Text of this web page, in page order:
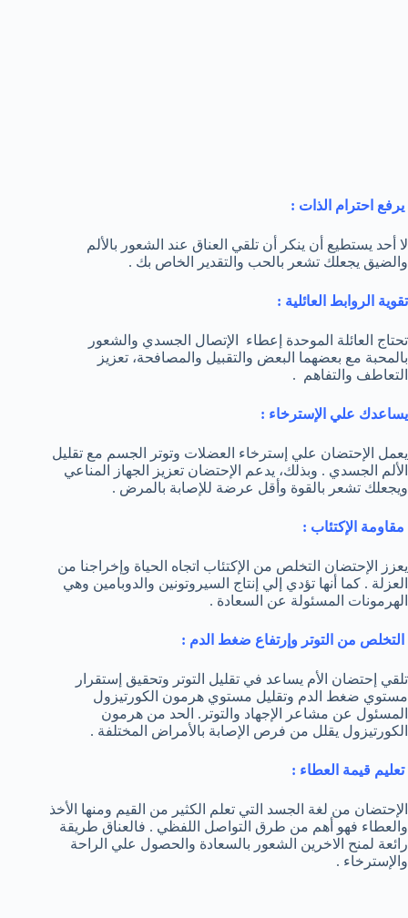
يرفع احترام الذات :
لا أحد يستطيع أن ينكر أن تلقي العناق عند الشعور بالألم
والضيق يجعلك تشعر بالحب والتقدير الخاص بك .
تقوية الروابط العائلية :
تحتاج العائلة الموحدة إعطاء الإتصال الجسدي والشعور
بالمحبة مع بعضهما البعض والتقبيل والمصافحة، تعزيز
التعاطف والتفاهم .
يساعدك علي الإسترخاء :
يعمل الإحتضان علي إسترخاء العضلات وتوتر الجسم مع تقليل
الألم الجسدي . وبذلك، يدعم الإحتضان تعزيز الجهاز المناعي
ويجعلك تشعر بالقوة وأقل عرضة للإصابة بالمرض .
مقاومة الإكتئاب :
يعزز الإحتضان التخلص من الإكتئاب اتجاه الحياة وإخراجنا من
العزلة . كما أنها تؤدي إلي إنتاج السيروتونين والدوبامين وهي
الهرمونات المسئولة عن السعادة .
التخلص من التوتر وإرتفاع ضغط الدم :
تلقي إحتضان الأم يساعد في تقليل التوتر وتحقيق إستقرار
مستوي ضغط الدم وتقليل مستوي هرمون الكورتيزول
المسئول عن مشاعر الإجهاد والتوتر. الحد من هرمون
الكورتيزول يقلل من فرص الإصابة بالأمراض المختلفة .
تعليم قيمة العطاء :
الإحتضان من لغة الجسد التي تعلم الكثير من القيم ومنها الأخذ
والعطاء فهو أهم من طرق التواصل اللفظي . فالعناق طريقة
رائعة لمنح الاخرين الشعور بالسعادة والحصول علي الراحة
والإسترخاء .